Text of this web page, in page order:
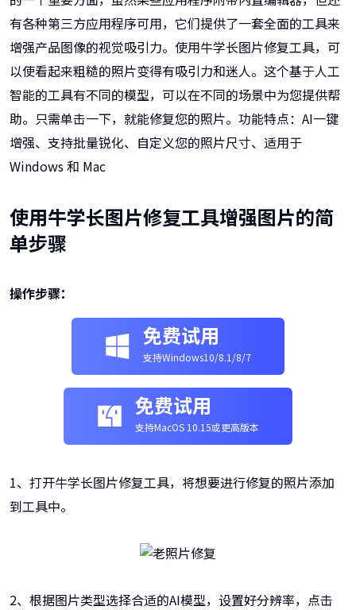
有各种第三方应用程序可用，它们提供了一套全面的工具来
增强产品图像的视觉吸引力。使用牛学长图片修复工具，可
以使看起来粗糙的照片变得有吸引力和迷人。这个基于人工
智能的工具有不同的模型，可以在不同的场景中为您提供帮
助。只需单击一下，就能修复您的照片。功能特点：AI一键
增强、支持批量锐化、自定义您的照片尺寸、适用于
Windows 和 Mac
使用牛学长图片修复工具增强图片的简
单步骤
操作步骤：
免费试用
支持Windows10/8.1/8/7
免费试用
支持MacOS 10.15或更高版本
1、打开牛学长图片修复工具，将想要进行修复的照片添加
到工具中。
2、根据图片类型选择合适的AI模型，设置好分辨率，点击